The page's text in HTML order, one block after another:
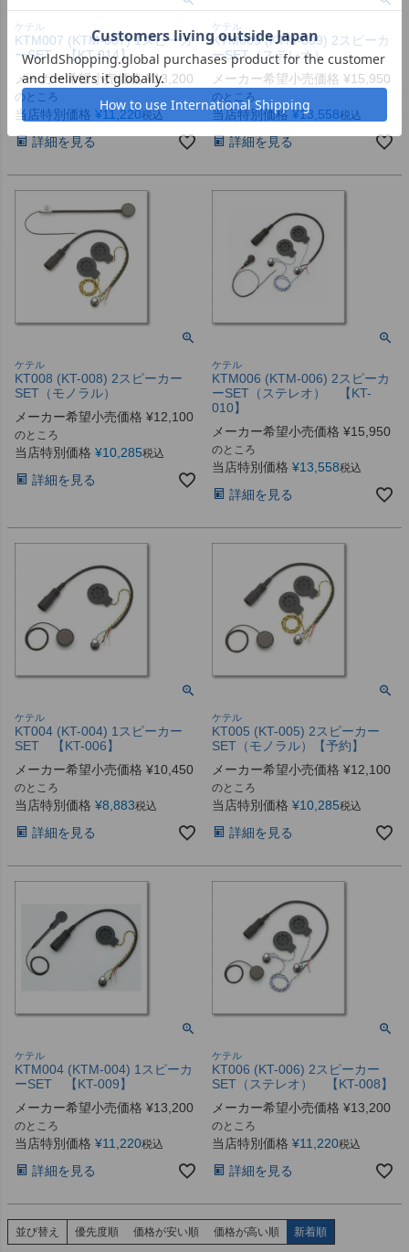
ケテル
KTM007 (KTM-007) 1スピーカ
ーSET 【KT-014】
メーカー希望小売価格 ¥13,200
のところ
当店特別価格 ¥11,220税込
詳細を見る
ケテル
KTM009 (KTM-009) 2スピーカ
ーSET（ステレオ）
メーカー希望小売価格 ¥15,950
のところ
当店特別価格 ¥13,558税込
詳細を見る
ケテル
KT008 (KT-008) 2スピーカー
SET（モノラル）
メーカー希望小売価格 ¥12,100
のところ
当店特別価格 ¥10,285税込
詳細を見る
ケテル
KTM006 (KTM-006) 2スピーカ
ーSET（ステレオ） 【KT-
010】
メーカー希望小売価格 ¥15,950
のところ
当店特別価格 ¥13,558税込
詳細を見る
ケテル
KT004 (KT-004) 1スピーカー
SET 【KT-006】
メーカー希望小売価格 ¥10,450
のところ
当店特別価格 ¥8,883税込
詳細を見る
ケテル
KT005 (KT-005) 2スピーカー
SET（モノラル）【予約】
メーカー希望小売価格 ¥12,100
のところ
当店特別価格 ¥10,285税込
詳細を見る
ケテル
KTM004 (KTM-004) 1スピーカ
ーSET 【KT-009】
メーカー希望小売価格 ¥13,200
のところ
当店特別価格 ¥11,220税込
詳細を見る
ケテル
KT006 (KT-006) 2スピーカー
SET（ステレオ） 【KT-008】
メーカー希望小売価格 ¥13,200
のところ
当店特別価格 ¥11,220税込
詳細を見る
並び替え 優先度順 価格が安い順 価格が高い順 新着順